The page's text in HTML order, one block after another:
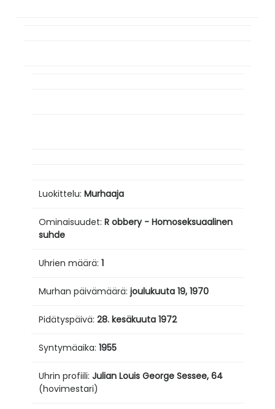
Luokittelu: Murhaaja
Ominaisuudet: R obbery - Homoseksuaalinen
suhde
Uhrien määrä: 1
Murhan päivämäärä: joulukuuta 19, 1970
Pidätyspäivä: 28. kesäkuuta 1972
Syntymäaika: 1955
Uhrin profiili: Julian Louis George Sessee, 64
(hovimestari)